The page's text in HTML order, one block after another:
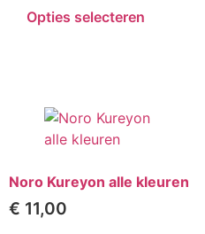
Opties selecteren
Noro Kureyon alle kleuren
€ 11,00